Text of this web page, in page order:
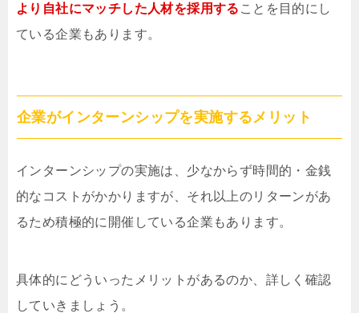
より自社にマッチした人材を採用する ことを目的にし
ている企業もあります。
企業がインターンシップを実施するメリット
インターンシップの実施は、少なからず時間的・金銭
的なコストがかかりますが、それ以上のリターンがあ
るため積極的に開催している企業もあります。
具体的にどういったメリットがあるのか、詳しく確認
していきましょう。